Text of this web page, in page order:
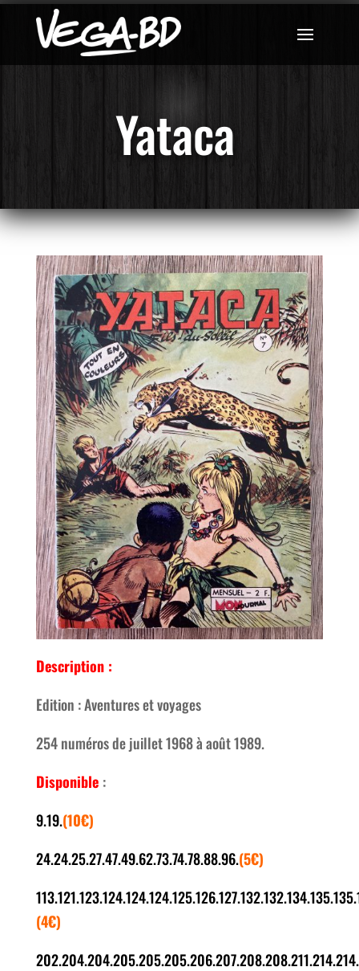
Yataca
Description :
Edition : Aventures et voyages
254 numéros de juillet 1968 à août 1989.
Disponible :
9.19.(10€)
24.24.25.27.47.49.62.73.74.78.88.96.(5€)
(4€)